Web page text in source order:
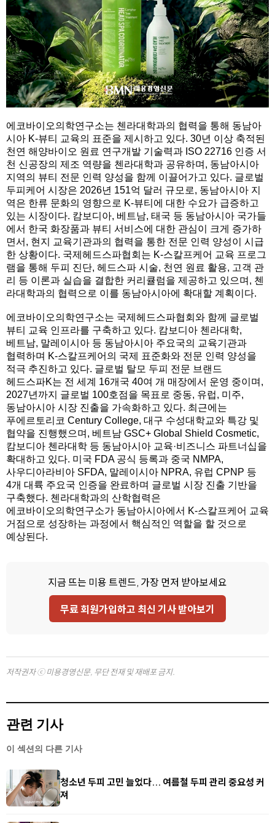
에코바이오의학연구소는 첸라대학과의 협력을 통해 동남아
시아 K-뷰티 교육의 표준을 제시하고 있다. 30년 이상 축적된
천연 해양바이오 원료 연구개발 기술력과 ISO 22716 인증 서
천 신공장의 제조 역량을 첸라대학과 공유하며, 동남아시아
지역의 뷰티 전문 인력 양성을 함께 이끌어가고 있다. 글로벌
두피케어 시장은 2026년 151억 달러 규모로, 동남아시아 지
역은 한류 문화의 영향으로 K-뷰티에 대한 수요가 급증하고
있는 시장이다. 캄보디아, 베트남, 태국 등 동남아시아 국가들
에서 한국 화장품과 뷰티 서비스에 대한 관심이 크게 증가하
면서, 현지 교육기관과의 협력을 통한 전문 인력 양성이 시급
한 상황이다. 국제헤드스파협회는 K-스칼프케어 교육 프로그
램을 통해 두피 진단, 헤드스파 시술, 천연 원료 활용, 고객 관
리 등 이론과 실습을 결합한 커리큘럼을 제공하고 있으며, 첸
라대학과의 협력으로 이를 동남아시아에 확대할 계획이다.
에코바이오의학연구소는 국제헤드스파협회와 함께 글로벌
뷰티 교육 인프라를 구축하고 있다. 캄보디아 첸라대학,
베트남, 말레이시아 등 동남아시아 주요국의 교육기관과
협력하며 K-스칼프케어의 국제 표준화와 전문 인력 양성을
적극 추진하고 있다. 글로벌 탈모 두피 전문 브랜드
헤드스파K는 전 세계 16개국 40여 개 매장에서 운영 중이며,
2027년까지 글로벌 100호점을 목표로 중동, 유럽, 미주,
동남아시아 시장 진출을 가속화하고 있다. 최근에는
푸에르토리코 Century College, 대구 수성대학교와 특강 및
협약을 진행했으며, 베트남 GSC+ Global Shield Cosmetic,
캄보디아 첸라대학 등 동남아시아 교육·비즈니스 파트너십을
확대하고 있다. 미국 FDA 공식 등록과 중국 NMPA,
사우디아라비아 SFDA, 말레이시아 NPRA, 유럽 CPNP 등
4개 대륙 주요국 인증을 완료하며 글로벌 시장 진출 기반을
구축했다. 첸라대학과의 산학협력은
에코바이오의학연구소가 동남아시아에서 K-스칼프케어 교육
거점으로 성장하는 과정에서 핵심적인 역할을 할 것으로
예상된다.
지금 뜨는 미용 트렌드, 가장 먼저 받아보세요
무료 회원가입하고 최신 기사 받아보기
저작권자 ⓒ 미용경영신문, 무단 전재 및 재배포 금지.
관련 기사
이 섹션의 다른 기사
청소년 두피 고민 늘었다... 여름철 두피 관리 중요성 커
져